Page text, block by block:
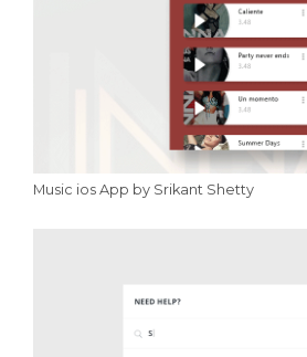
Music ios App by Srikant Shetty